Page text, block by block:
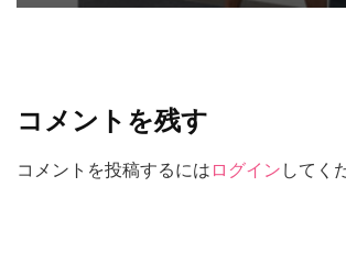
コメントを残す
コメントを投稿するにはログインしてく